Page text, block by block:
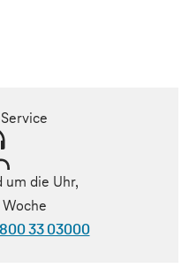
um die Uhr,
Woche
33 03000